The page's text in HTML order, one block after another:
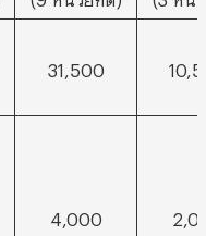
31,500
4,000